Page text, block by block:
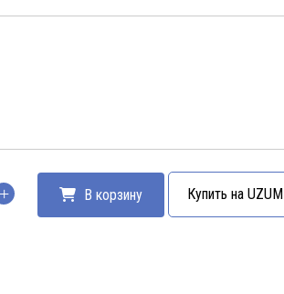
В корзину Купить на UZUM